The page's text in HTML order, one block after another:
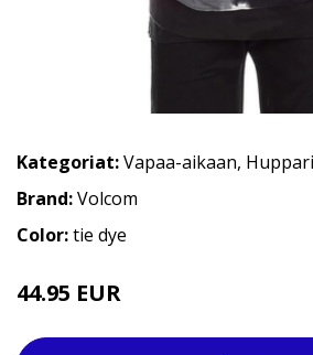
Kategoriat:Vapaa-aikaan,
Brand:Volcom
Color:tie dye
44.95 EUR